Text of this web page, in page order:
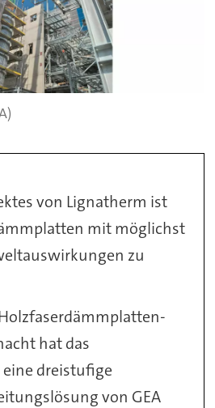
von Lignatherm ist
mit möglichst
zu
hat das
dreistufige
von GEA